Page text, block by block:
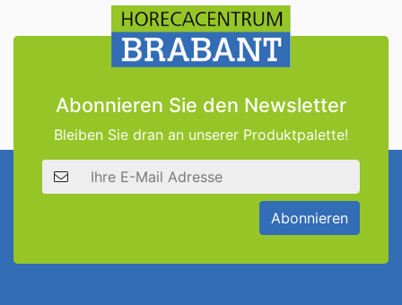
Abonnieren Sie den Newsletter
Bleiben Sie dran an unserer Produktpalette!
E-Mail Adresse
Abonnieren